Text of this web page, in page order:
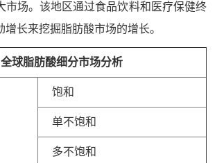
市场。该地区通过食品饮料和医疗保健终
长来挖掘脂肪酸市场的增长。
全球脂肪酸细分市场分析
饱和
单不饱和
多不饱和